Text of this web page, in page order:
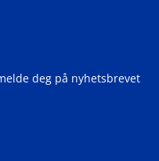
deg på nyhetsbrevet